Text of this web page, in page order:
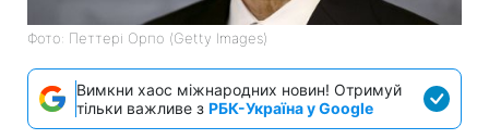
Фото: Петтері Орпо (Getty Images)
Вимкни хаос міжнародних новин! Отримуй
тільки важливе з РБК-Україна у Google